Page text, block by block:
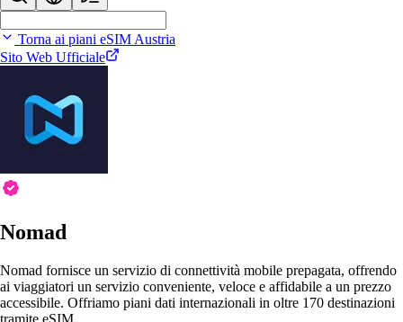
Torna ai piani eSIM Austria
Sito Web Ufficiale
Nomad
Nomad fornisce un servizio di connettività mobile prepagata, offrendo
ai viaggiatori un servizio conveniente, veloce e affidabile a un prezzo
accessibile. Offriamo piani dati internazionali in oltre 170 destinazioni
tramite eSIM.